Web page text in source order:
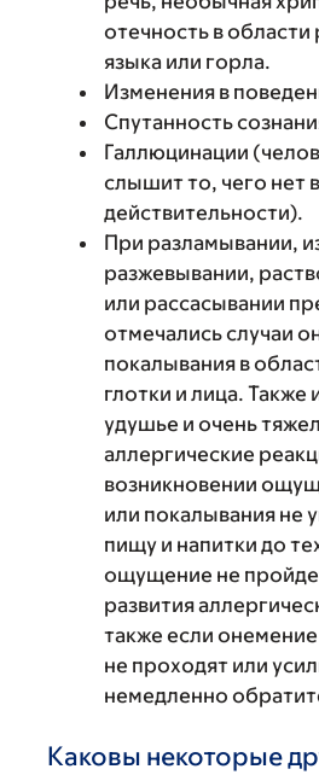
отечность в области
языка или горла.
Изменения в
Спутанность
Галлюцинации
слышит то, чего нет в
действительности).
При разламывании,
разжевывании,
или рассасывании
отмечались случаи
покалывания в
глотки и лица. Также
удушье и очень
аллергические
возникновении
или покалывания не
пищу и напитки до
ощущение не
развития
также если
не проходят или
немедленно
Каковы некоторые